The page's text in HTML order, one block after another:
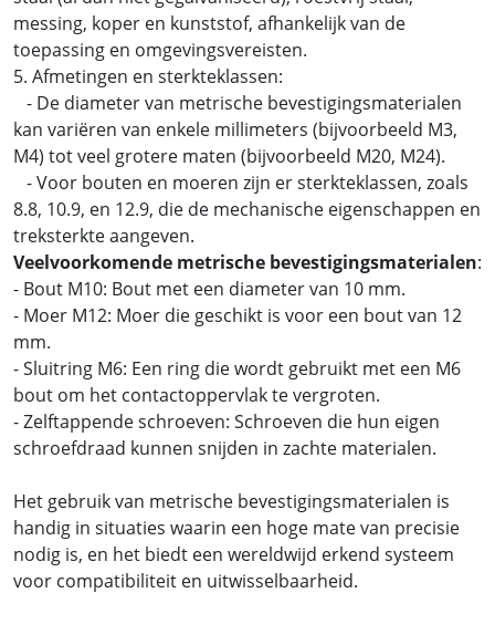
messing, koper en kunststof, afhankelijk van de
toepassing en omgevingsvereisten.
5. Afmetingen en sterkteklassen:
- De diameter van metrische bevestigingsmaterialen
kan variëren van enkele millimeters (bijvoorbeeld M3,
M4) tot veel grotere maten (bijvoorbeeld M20, M24).
- Voor bouten en moeren zijn er sterkteklassen, zoals
8.8, 10.9, en 12.9, die de mechanische eigenschappen en
treksterkte aangeven.
Veelvoorkomende metrische bevestigingsmaterialen:
- Bout M10: Bout met een diameter van 10 mm.
- Moer M12: Moer die geschikt is voor een bout van 12
mm.
- Sluitring M6: Een ring die wordt gebruikt met een M6
bout om het contactoppervlak te vergroten.
- Zelftappende schroeven: Schroeven die hun eigen
schroefdraad kunnen snijden in zachte materialen.
Het gebruik van metrische bevestigingsmaterialen is
handig in situaties waarin een hoge mate van precisie
nodig is, en het biedt een wereldwijd erkend systeem
voor compatibiliteit en uitwisselbaarheid.